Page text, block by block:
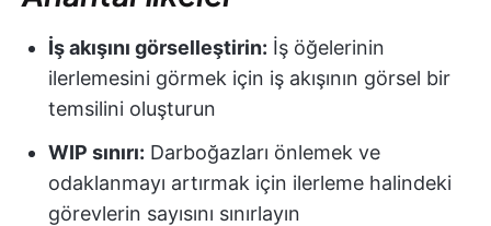
İş akışını görselleştirin: İş öğelerinin
ilerlemesini görmek için iş akışının görsel bir
temsilini oluşturun
WIP sınırı: Darboğazları önlemek ve
odaklanmayı artırmak için ilerleme halindeki
görevlerin sayısını sınırlayın